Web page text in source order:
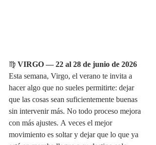
♍ VIRGO — 22 al 28 de junio de 2026
Esta semana, Virgo, el verano te invita a
hacer algo que no sueles permitirte: dejar
que las cosas sean suficientemente buenas
sin intervenir más. No todo proceso mejora
con más ajustes. A veces el mejor
movimiento es soltar y dejar que lo que ya